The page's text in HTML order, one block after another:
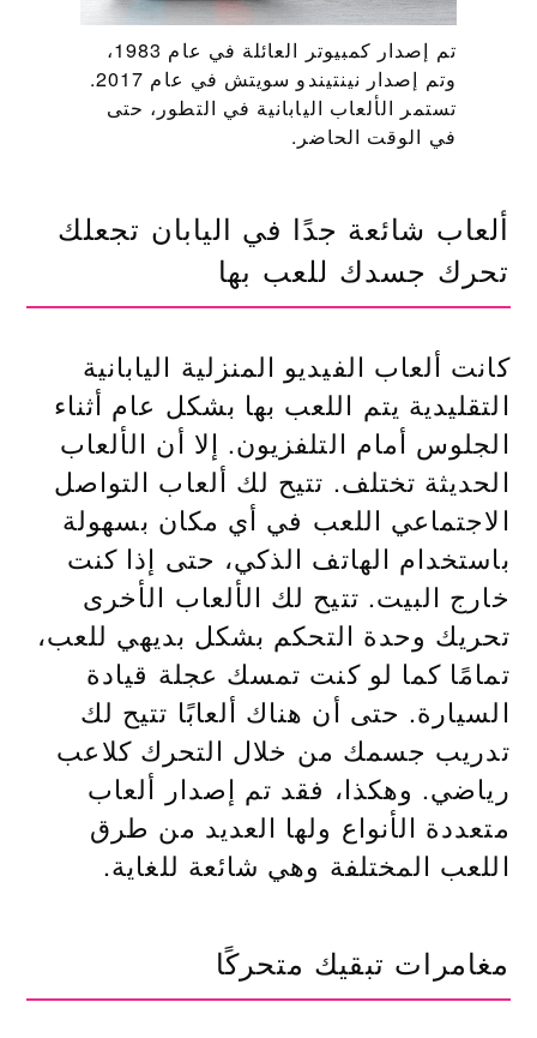
تم إصدار كمبيوتر العائلة في عام 1983،
وتم إصدار نينتيندو سويتش في عام 2017.
تستمر الألعاب اليابانية في التطور، حتى
في الوقت الحاضر.
ألعاب شائعة جدًا في اليابان تجعلك
تحرك جسدك للعب بها
كانت ألعاب الفيديو المنزلية اليابانية
التقليدية يتم اللعب بها بشكل عام أثناء
الجلوس أمام التلفزيون. إلا أن الألعاب
الحديثة تختلف. تتيح لك ألعاب التواصل
الاجتماعي اللعب في أي مكان بسهولة
باستخدام الهاتف الذكي، حتى إذا كنت
خارج البيت. تتيح لك الألعاب الأخرى
تحريك وحدة التحكم بشكل بديهي للعب،
تمامًا كما لو كنت تمسك عجلة قيادة
السيارة. حتى أن هناك ألعابًا تتيح لك
تدريب جسمك من خلال التحرك كلاعب
رياضي. وهكذا، فقد تم إصدار ألعاب
متعددة الأنواع ولها العديد من طرق
اللعب المختلفة وهي شائعة للغاية.
مغامرات تبقيك متحركًا